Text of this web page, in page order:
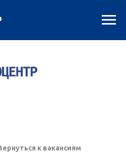
к вакансиям